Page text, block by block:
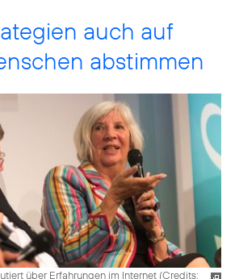
auch auf
abstimmen
über Erfahrungen im Internet (Credits: